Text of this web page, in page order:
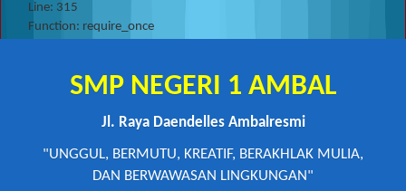
Line: 315
Function: require_once
SMP NEGERI 1 AMBAL
Jl. Raya Daendelles Ambalresmi
"UNGGUL, BERMUTU, KREATIF, BERAKHLAK MULIA,
DAN BERWAWASAN LINGKUNGAN"